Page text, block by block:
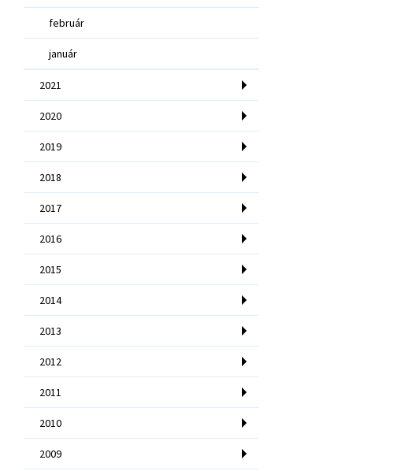
február
január
2021
2020
2019
2018
2017
2016
2015
2014
2013
2012
2011
2010
2009